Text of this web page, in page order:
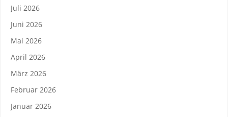
Juli 2026
Juni 2026
Mai 2026
April 2026
März 2026
Februar 2026
Januar 2026